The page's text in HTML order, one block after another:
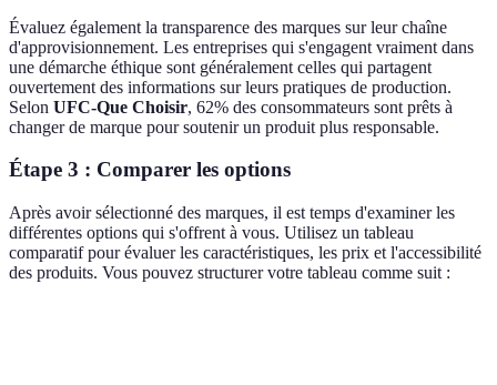
Évaluez également la transparence des marques sur leur chaîne
d'approvisionnement. Les entreprises qui s'engagent vraiment dans
une démarche éthique sont généralement celles qui partagent
ouvertement des informations sur leurs pratiques de production.
Selon UFC-Que Choisir, 62% des consommateurs sont prêts à
changer de marque pour soutenir un produit plus responsable.
Étape 3 : Comparer les options
Après avoir sélectionné des marques, il est temps d'examiner les
différentes options qui s'offrent à vous. Utilisez un tableau
comparatif pour évaluer les caractéristiques, les prix et l'accessibilité
des produits. Vous pouvez structurer votre tableau comme suit :